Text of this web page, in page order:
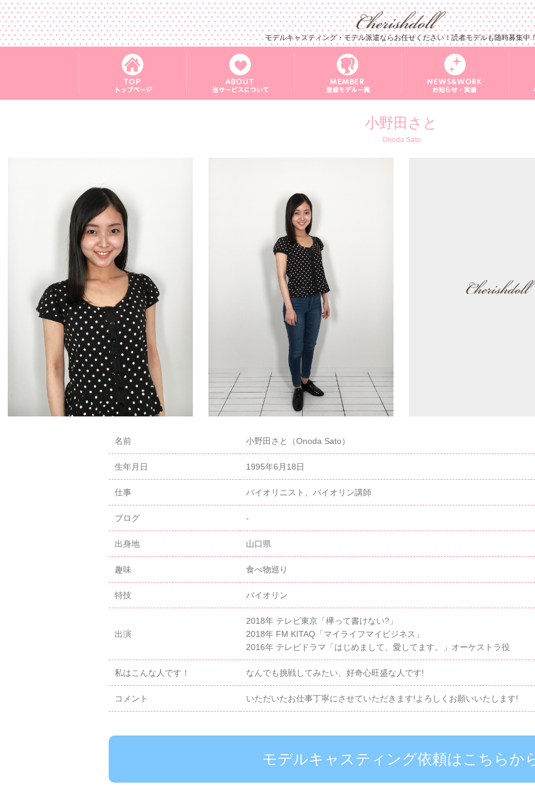
モデルキャスティング・モデル派遣ならお任せください！読者モデルも随時募集中
小野田さと
Onoda Sato
名前 小野田さと（Onoda Sato）
生年月日 1995年6月18日
仕事 バイオリニスト、バイオリン講師
ブログ -
出身地 山口県
趣味 食べ物巡り
特技 バイオリン
出演
2018年 テレビ東京「欅って書けない?」
2018年 FM KITAQ「マイライフマイビジネス」
2016年 テレビドラマ「はじめまして、愛してます。」オーケストラ役
私はこんな人です！ なんでも挑戦してみたい、好奇心旺盛な人です!
コメント いただいたお仕事丁寧にさせていただきます!よろしくお願いいたします!
モデルキャスティング依頼はこちらか